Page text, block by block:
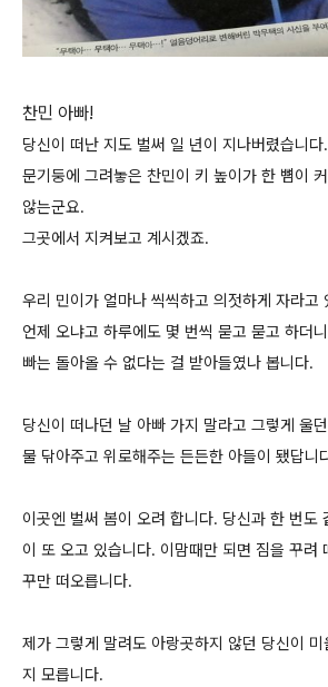
찬민 아빠!
당신이 떠난 지도 벌써 일 년이 지나버렸습니다.
문기둥에 그려놓은 찬민이 키 높이가 한 뼘이
않는군요.
그곳에서 지켜보고 계시겠죠.
우리 민이가 얼마나 씩씩하고 의젓하게 자라고
언제 오냐고 하루에도 몇 번씩 묻고 묻고 하더
빠는 돌아올 수 없다는 걸 받아들였나 봅니다.
당신이 떠나던 날 아빠 가지 말라고 그렇게 울
물 닦아주고 위로해주는 든든한 아들이 됐답니
이곳엔 벌써 봄이 오려 합니다. 당신과 한 번도
이 또 오고 있습니다. 이맘때만 되면 짐을 꾸려
꾸만 떠오릅니다.
제가 그렇게 말려도 아랑곳하지 않던 당신이
지 모릅니다.